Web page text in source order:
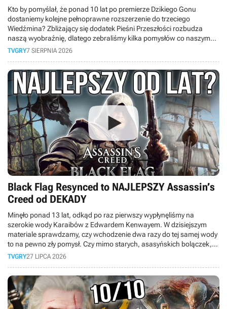
Kto by pomyślał, że ponad 10 lat po premierze Dzikiego Gonu
dostaniemy kolejne pełnoprawne rozszerzenie do trzeciego
Wiedźmina? Zbliżający się dodatek Pieśni Przeszłości rozbudza
naszą wyobraźnię, dlatego zebraliśmy kilka pomysłów co naszym
zdaniem mogłoby się pojawić w nadchodzącym rozszerzeniu
TVGRY7 SIERPNIA 2026
Black Flag Resynced to NAJLEPSZY Assassin’s
Creed od DEKADY
Minęło ponad 13 lat, odkąd po raz pierwszy wypłynęliśmy na
szerokie wody Karaibów z Edwardem Kenwayem. W dzisiejszym
materiale sprawdzamy, czy wchodzenie dwa razy do tej samej wody
to na pewno zły pomysł. Czy mimo starych, asasyńskich bolączek,
obecnych między innymi w walce, to faktycznie najlepsza odsłona
TVGRY27 LIPCA 2026